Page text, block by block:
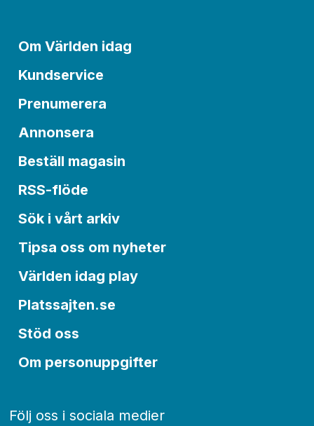
Om Världen idag
Kundservice
Prenumerera
Annonsera
Beställ magasin
RSS-flöde
Sök i vårt arkiv
Tipsa oss om nyheter
Världen idag play
Platssajten.se
Stöd oss
Om personuppgifter
Följ oss i sociala medier